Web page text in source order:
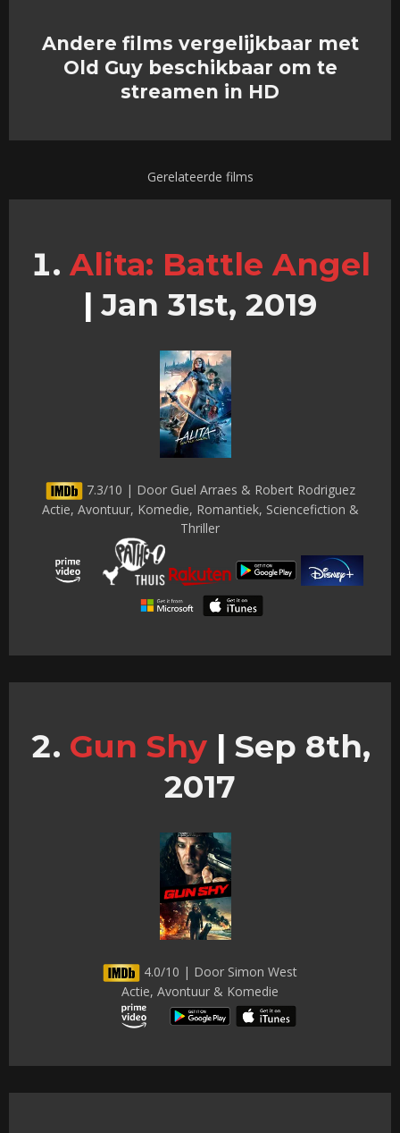
Andere films vergelijkbaar met
Old Guy beschikbaar om te
streamen in HD
Gerelateerde films
Alita: Battle Angel
| Jan 31st, 2019
7.3/10 | Door Guel Arraes & Robert Rodriguez
Actie, Avontuur, Komedie, Romantiek, Sciencefiction &
Thriller
Gun Shy | Sep 8th,
2017
4.0/10 | Door Simon West
Actie, Avontuur & Komedie